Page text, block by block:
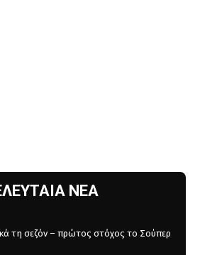
ΝΕΑ
τη σεζόν – πρώτος στόχος το Σούπερ